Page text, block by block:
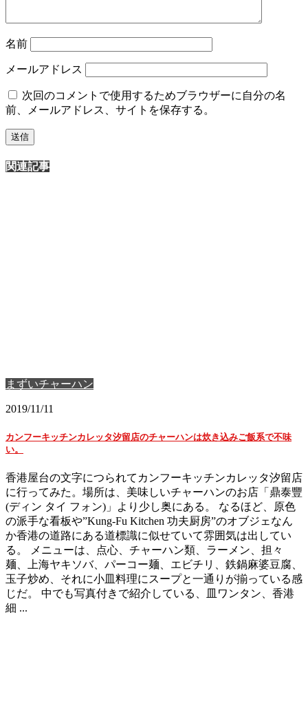
名前
メールアドレス
次回のコメントで使用するためブラウザーに自分の名
前、メールアドレス、サイトを保存する。
関連記事
まずいチャーハン
2019/11/11
カンフーキッチンカレッタ汐留店のチャーハンは炊き込みご飯系で不味
い。
香港屋台の文字につられてカンフーキッチンカレッタ汐留店
に行ってみた。場所は、美味しいチャーハンのお店「鼎泰豐
(ディン タイ フォン)」より少し奥にある。 なるほど、原色
の派手な看板や”Kung-Fu Kitchen 功夫厨房”のオブジェなん
か香港の道路にある道標識に似せていて雰囲気は出してい
る。 メニューは、点心、チャーハン類、ラーメン、担々
麺、上海ヤキソバ、パーコー麺、エビチリ、鉄鍋麻婆豆腐、
玉子炒め、それに小皿料理にスープと一通りが揃っている感
じだ。 中でも写真付きで紹介している、皿ワンタン、香港
細 ...